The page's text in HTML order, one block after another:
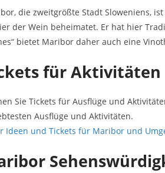
die zweitgrößte Stadt Sloweniens,
der Wein beheimatet. Er hat hier
bietet Maribor daher auch eine
für
Sie Tickets für Ausflüge und
Ausflüge und Aktivitäten.
Ideen und Tickets für Maribor und